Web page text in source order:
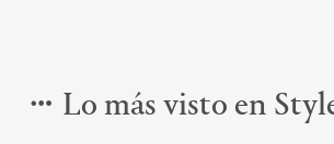
Lo más visto en